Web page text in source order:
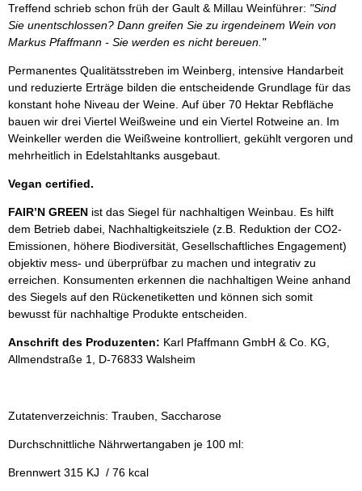
Treffend schrieb schon früh der Gault & Millau Weinführer: "Sind
Sie unentschlossen? Dann greifen Sie zu irgendeinem Wein von
Markus Pfaffmann - Sie werden es nicht bereuen."
Permanentes Qualitätsstreben im Weinberg, intensive Handarbeit
und reduzierte Erträge bilden die entscheidende Grundlage für das
konstant hohe Niveau der Weine. Auf über 70 Hektar Rebfläche
bauen wir drei Viertel Weißweine und ein Viertel Rotweine an. Im
Weinkeller werden die Weißweine kontrolliert, gekühlt vergoren und
mehrheitlich in Edelstahltanks ausgebaut.
Vegan certified.
FAIR’N GREEN ist das Siegel für nachhaltigen Weinbau. Es hilft
dem Betrieb dabei, Nachhaltigkeitsziele (z.B. Reduktion der CO2-
Emissionen, höhere Biodiversität, Gesellschaftliches Engagement)
objektiv mess- und überprüfbar zu machen und integrativ zu
erreichen. Konsumenten erkennen die nachhaltigen Weine anhand
des Siegels auf den Rückenetiketten und können sich somit
bewusst für nachhaltige Produkte entscheiden.
Anschrift des Produzenten: Karl Pfaffmann GmbH & Co. KG,
Allmendstraße 1, D-76833 Walsheim
Zutatenverzeichnis: Trauben, Saccharose
Durchschnittliche Nährwertangaben je 100 ml:
Brennwert 315 KJ / 76 kcal